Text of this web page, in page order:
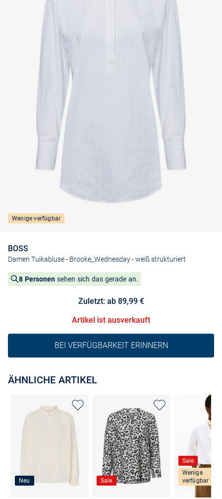
Wenige verfügbar
BOSS
Damen Tuikabluse - Brooke_Wednesday- weiß strukturiert
8 Personen sehen sich das gerade an.
Zuletzt: ab 89,99 €
Artikel ist ausverkauft
BEI VERFÜGBARKEIT ERINNERN
ÄHNLICHE ARTIKEL
Neu Sale
Sale
Wenige
verfügbar